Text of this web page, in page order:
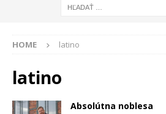
HOME latino
latino
Absolútna noblesa